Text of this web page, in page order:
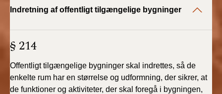
2022)
BR18 (1/1 - 30/6
BR18 (29/6 - 31/12
2021)
Indretning af offentligt tilgængelige bygninger
§ 214
Offentligt tilgængelige bygninger skal indrettes, så de
enkelte rum har en størrelse og udformning, der sikrer, at
de funktioner og aktiviteter, der skal foregå i bygningen,